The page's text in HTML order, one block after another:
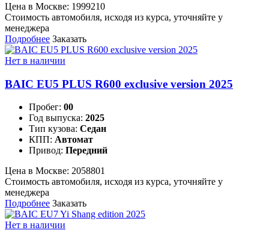
Цена в Москве: 1999210
Стоимость автомобиля, исходя из курса, уточняйте у
менеджера
Подробнее Заказать
Нет в наличии
BAIC EU5 PLUS R600 exclusive version 2025
Пробег: 00
Год выпуска: 2025
Тип кузова: Седан
КПП: Автомат
Привод: Передний
Цена в Москве: 2058801
Стоимость автомобиля, исходя из курса, уточняйте у
менеджера
Подробнее Заказать
Нет в наличии